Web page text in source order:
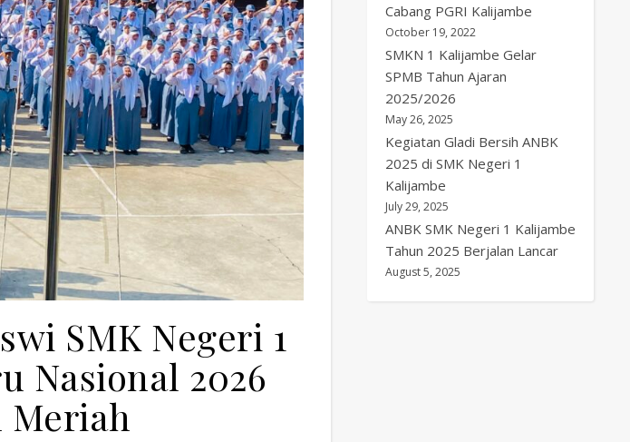
SMK Negeri 1
Nasional 2026
Meriah
Cabang PGRI Kalijambe
October 19, 2022
SMKN 1 Kalijambe Gelar
SPMB Tahun Ajaran
2025/2026
May 26, 2025
Kegiatan Gladi Bersih ANBK
2025 di SMK Negeri 1
Kalijambe
July 29, 2025
ANBK SMK Negeri 1 Kalijambe
Tahun 2025 Berjalan Lancar
August 5, 2025